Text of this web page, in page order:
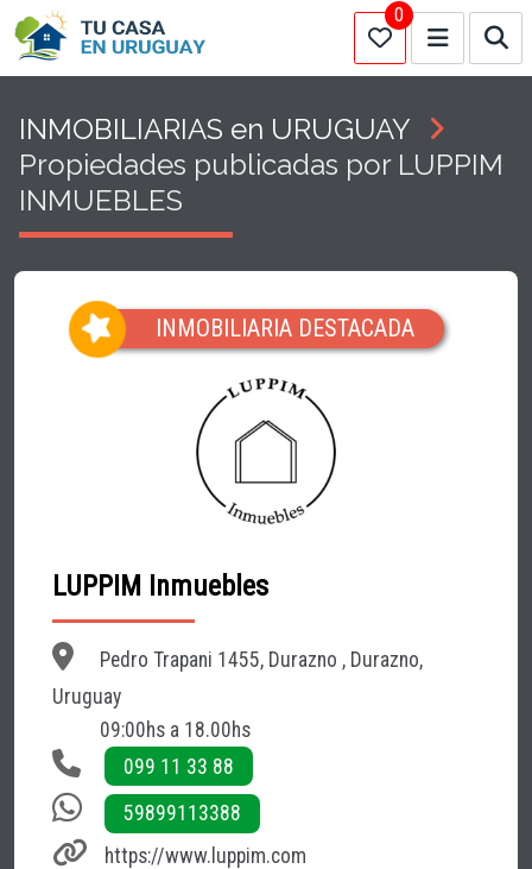
0
INMOBILIARIAS en URUGUAY
Propiedades publicadas por LUPPIM
INMUEBLES
INMOBILIARIA DESTACADA
LUPPIM Inmuebles
Pedro Trapani 1455, Durazno , Durazno,
Uruguay
09:00hs a 18.00hs
099 11 33 88
59899113388
https://www.luppim.com